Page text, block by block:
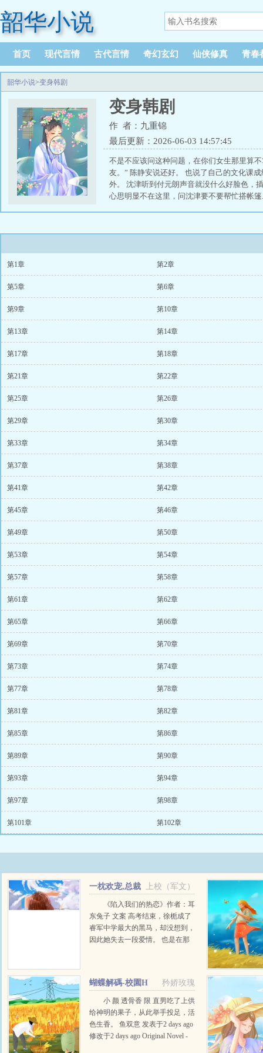
韶华小说
首页 现代言情 古代言情 奇幻玄幻 仙侠修真 青春
韶华小说>变身韩剧
变身韩剧
作 者：九重锦
最后更新：2026-06-03 14:57:45
不是不应该问这种问题，在你们女生那里算
友。” 陈静安说还好。 也说了自己的文化课
外。 沈津听到付元朗声音就没什么好脸色，
心思明显不在这里，问沈津要不要帮忙搭帐篷
第1章 第2章
第5章 第6章
第9章 第10章
第13章 第14章
第17章 第18章
第21章 第22章
第25章 第26章
第29章 第30章
第33章 第34章
第37章 第38章
第41章 第42章
第45章 第46章
第49章 第50章
第53章 第54章
第57章 第58章
第61章 第62章
第65章 第66章
第69章 第70章
第73章 第74章
第77章 第78章
第81章 第82章
第85章 第86章
第89章 第90章
第93章 第94章
第97章 第98章
第101章 第102章
上校（军文）
一枕欢宠,总裁
《陷入我们的热恋》作者：耳
东兔子 文案 高考结束，徐栀成了
睿军中学最大的黑马，却没想到，
因此她失去一段爱情。 也是在那
王啊。 陈路周以为徐栀想追自
己，朋友也震惊，她明明有男朋友
啊。 徐栀：我觉得他可能是我失
散多年的哥哥。 陈路周：我怎么
知道，我他妈也很烦，明明有男朋
矜娇玫瑰
蝴蝶解碼-校園H
小 颜 透骨香 限 直男吃了上供
给神明的果子，从此举手投足，活
色生香。 鱼双意 发表于2 days ago
修改于2 days ago Original Novel -